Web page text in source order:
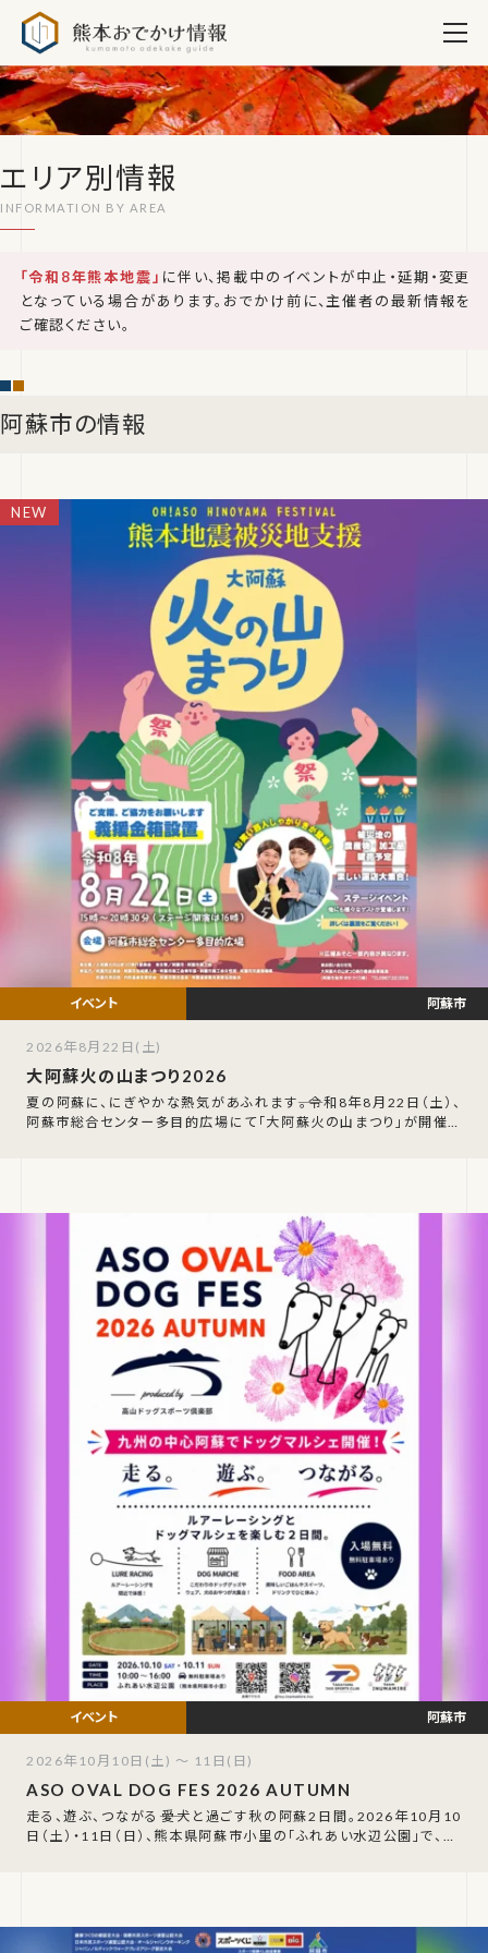
エリア別情報
「令和8年熊本地震」 に伴い、掲載中のイベントが中止・延期・変更
となっている場合があります。おでかけ前に、主催者の最新情報を
ご確認ください。
阿蘇市の情報
大阿蘇火の山まつり2026
夏の阿蘇に、にぎやかな熱気があふれます――。令和8年8月22日（土）、
阿蘇市総合センター多目的広場にて「大阿蘇火の山まつり」が開催さ
阿蘇市
2026年8月22日(土)
ASO OVAL DOG FES 2026 AUTUMN
走る、遊ぶ、つながる――愛犬と過ごす秋の阿蘇2日間。2026年10月10
日（土）・11日（日）、熊本県阿蘇市小里の「ふれあい水辺公園」で、「A
阿蘇市
2026年10月10日(土) ～ 11日(日)